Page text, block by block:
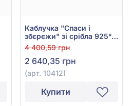
Каблучка "Спаси і
збєрєжи" зі срібла 925°
без вставки, арт. 10412
4 400,59 грн
2 640,35 грн
(арт. 10412)
Купити